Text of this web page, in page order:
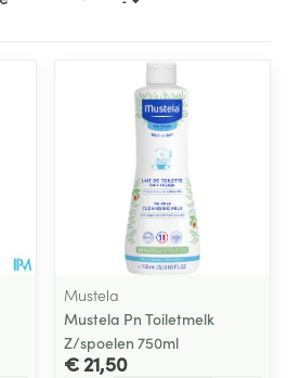
Mustela
Mustela Pn Toiletmelk
Z/spoelen 750ml
€ 21,50